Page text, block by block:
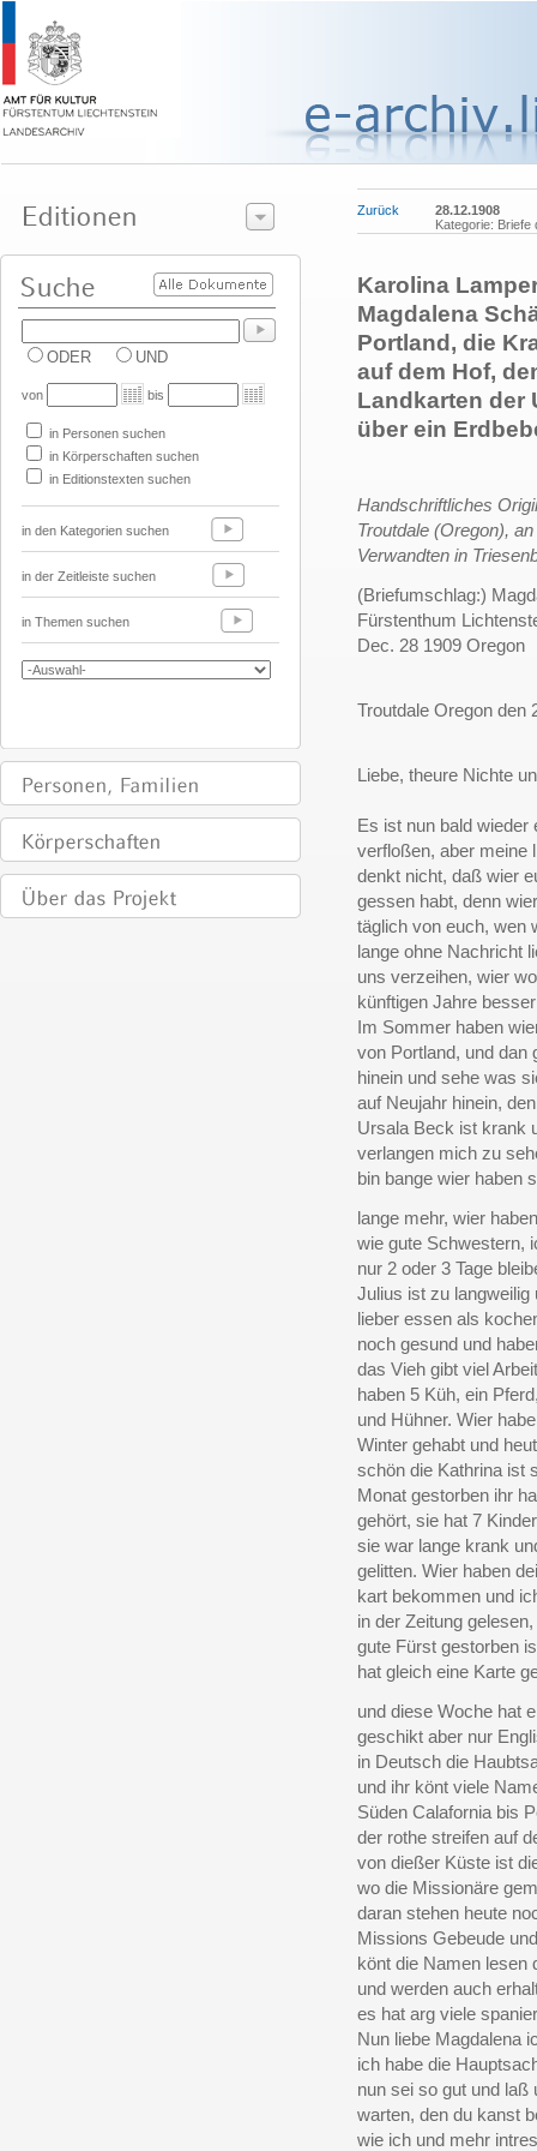
ODER UND
von bis
in Personen suchen
in Körperschaften suchen
in Editionstexten suchen
in den Kategorien suchen
in der Zeitleiste suchen
in Themen suchen
Zurück
28.12.1908
Kategorie: Briefe
Karolina
Magdalena
Portland, die
auf dem Hof,
Landkarten der
über ein
Handschriftliches
Troutdale (Oregon),
Verwandten in
(Briefumschlag:)
Fürstenthum
Dec. 28 1909 Oregon
Troutdale Oregon den
Liebe, theure Nichte
Es ist nun bald wieder
verfloßen, aber meine
denkt nicht, daß wier
gessen habt, denn
täglich von euch, wen
lange ohne Nachricht
uns verzeihen, wier
künftigen Jahre
Im Sommer haben
von Portland, und dan
hinein und sehe was
auf Neujahr hinein,
Ursala Beck ist krank
verlangen mich zu
bin bange wier haben
lange mehr, wier
wie gute Schwestern,
nur 2 oder 3 Tage
Julius ist zu langweilig
lieber essen als
noch gesund und
das Vieh gibt viel
haben 5 Küh, ein
und Hühner. Wier
Winter gehabt und
schön die Kathrina ist
Monat gestorben ihr
gehört, sie hat 7
sie war lange krank
gelitten. Wier haben
kart bekommen und
in der Zeitung
gute Fürst gestorben
hat gleich eine Karte
und diese Woche hat
geschikt aber nur
in Deutsch die
und ihr könt viele
Süden Calafornia bis
der rothe streifen auf
von dießer Küste ist
wo die Missionäre
daran stehen heute
Missions Gebeude
könt die Namen lesen
und werden auch
es hat arg viele
Nun liebe Magdalena
ich habe die
nun sei so gut und laß
warten, den du kanst
wie ich und mehr